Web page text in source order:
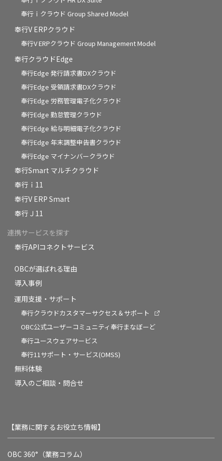
奉行ｉクラウド Group Shared Model
奉行V ERPクラウド
奉行V ERPクラウド Group Management Model
奉行クラウドEdge
奉行Edge 発行請求書DXクラウド
奉行Edge 受領請求書DXクラウド
奉行Edge 労務管理電子化クラウド
奉行Edge 勤怠管理クラウド
奉行Edge 給与明細電子化クラウド
奉行Edge 年末調整申告書クラウド
奉行Edge マイナンバークラウド
奉行Smart マルチクラウド
奉行ｉ11
奉行V ERP Smart
奉行Ｊ11
連携サービスを探す
奉行APIコネクトサービス
OBCが選ばれる理由
導入事例
運用支援・サポート
奉行クラウドカスタマーサクセス＆サポート
OBC公式ユーザーコミュニティ奉行まなぼーど
奉行ユースウェアサービス
奉行11サポート・サービス(OMSS)
無料体験
導入のご相談・問合せ
【業務に関するお役立ち情報】
OBC 360°（業務コラム）